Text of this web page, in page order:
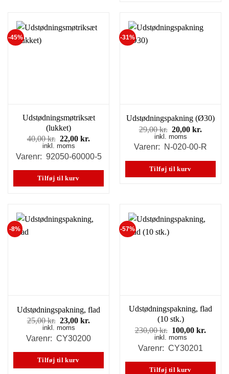
-45%
Udstødningsmøtriksæt
(lukket)
40,00kr. Den
oprindelige
pris
40,00 kr..
22,00kr.
pris
22,00 kr..
inkl. moms
Varenr: 92050-60000-5
Tilføj til kurv
-31%
Udstødningspakning (Ø30)
29,00kr. Den
oprindelige
pris
29,00 kr..
20,00kr.
pris
20,00
inkl. moms
Varenr: N-020-00-R
Tilføj til kurv
-8%
Udstødningspakning, flad
25,00kr. Den
oprindelige
pris
25,00 kr..
23,00kr.
pris
23,00 kr..
inkl. moms
Varenr: CY30200
Tilføj til kurv
-57%
Udstødningspakning, flad
(10 stk.)
230,00kr. Den
oprindelige
pris
230,00 kr..
100,00kr.
inkl. moms
Varenr: CY30201
Tilføj til kurv